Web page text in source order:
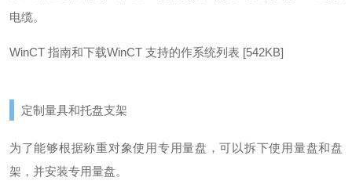
电缆。
WinCT 指南和下载WinCT 支持的作系统列表 [542KB]
定制量具和托盘支架
为了能够根据称重对象使用专用量盘，可以拆下使用量盘和盘
架，并安装专用量盘。